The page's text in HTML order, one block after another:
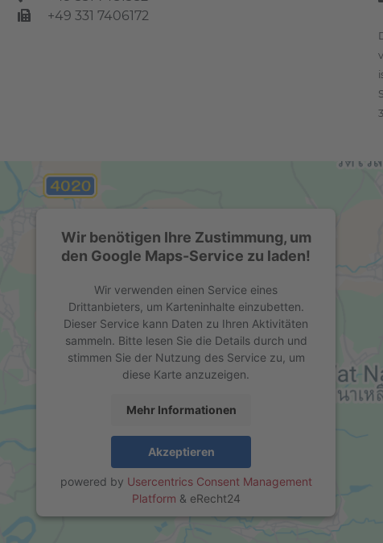
+49 331 7406172
Wir benötigen Ihre Zustimmung, um
den Google Maps-Service zu laden!
Wir verwenden einen Service eines
Drittanbieters, um Karteninhalte einzubetten.
Dieser Service kann Daten zu Ihren Aktivitäten
sammeln. Bitte lesen Sie die Details durch und
stimmen Sie der Nutzung des Service zu, um
diese Karte anzuzeigen.
Mehr Informationen
Akzeptieren
powered by Usercentrics Consent Management
Platform & eRecht24